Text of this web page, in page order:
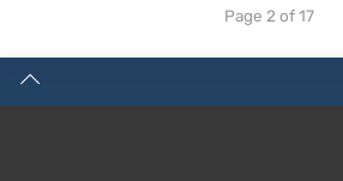
Page 2 of 17